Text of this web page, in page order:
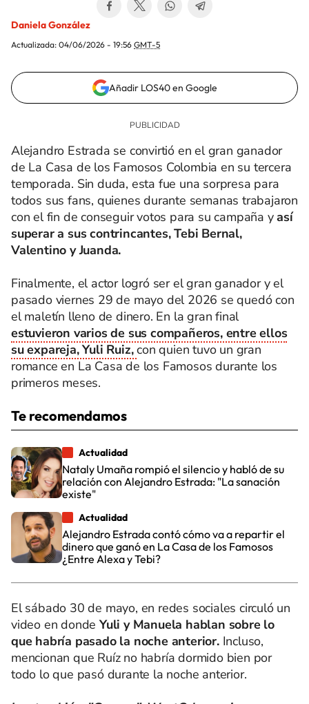
Daniela González
Actualizada: 04/06/2026 - 19:56 GMT-5
Añadir LOS40 en Google
Alejandro Estrada se convirtió en el gran ganador
de La Casa de los Famosos Colombia en su tercera
temporada. Sin duda, esta fue una sorpresa para
todos sus fans, quienes durante semanas trabajaron
con el fin de conseguir votos para su campaña yasí
superar a sus contrincantes, Tebi Bernal,
Valentino y Juanda.
Finalmente, el actor logró ser el gran ganador y el
pasado viernes 29 de mayo del 2026 se quedó con
el maletín lleno de dinero. En la gran final
estuvieron varios de sus compañeros, entre ellos
su expareja, Yuli Ruiz,con quien tuvo un gran
romance en La Casa de los Famosos durante los
primeros meses.
Te recomendamos
Actualidad
Nataly Umaña rompió el silencio y habló de su
relación con Alejandro Estrada: "La sanación
existe"
Actualidad
Alejandro Estrada contó cómo va a repartir el
dinero que ganó en La Casa de los Famosos
¿Entre Alexa y Tebi?
El sábado 30 de mayo, en redes sociales circuló un
video en donde Yuli y Manuela hablan sobre lo
que habría pasado la noche anterior.Incluso,
mencionan que Ruíz no habría dormido bien por
todo lo que pasó durante la noche anterior.